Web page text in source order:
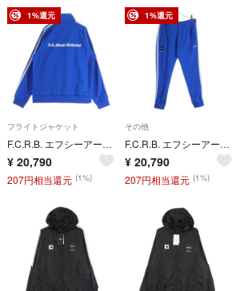
1%還元
フライトジャケット
F.C.R.B. エフシーアールビー 24AW TRAINING TRACK JACKET 両面ロゴ サイドライン トレーニング トラックジャケット ブルー FCRB-242033
¥ 20,790
207円相当還元 (1%)
1%還元
その他
F.C.R.B. エフシーアールビー 24AW TRAINING TRACK RIBBED PANTS フロントロゴ サイドライン トレーニング トラックパンツ ブルー FCRB-242036
¥ 20,790
207円相当還元 (1%)